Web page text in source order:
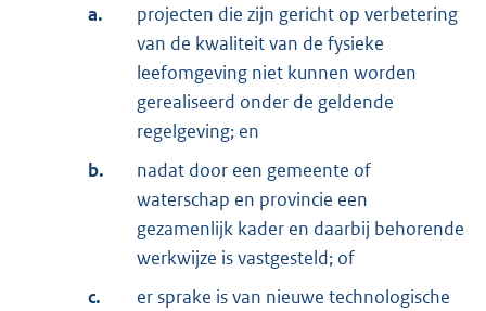
a.
projecten die zijn gericht op verbetering
van de kwaliteit van de fysieke
leefomgeving niet kunnen worden
gerealiseerd onder de geldende
regelgeving; en
b.
nadat door een gemeente of
waterschap en provincie een
gezamenlijk kader en daarbij behorende
werkwijze is vastgesteld; of
c.
er sprake is van nieuwe technologische